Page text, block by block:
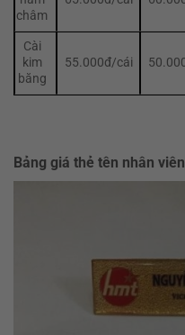
châm
Cài
kim
băng
55.000đ/cái
Bảng giá thẻ tên nhân